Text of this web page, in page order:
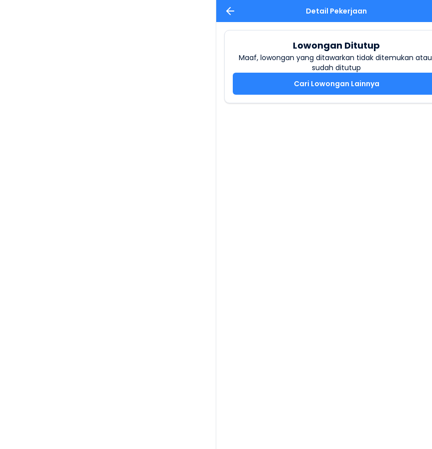
Detail Pekerjaan
Lowongan Ditutup
Maaf, lowongan yang ditawarkan tidak ditemukan atau
sudah ditutup
Cari Lowongan Lainnya